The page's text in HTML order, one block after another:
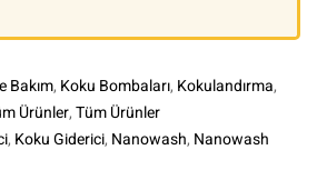
Bakım, Koku Bombaları, Kokulandırma,
Ürünler,Tüm Ürünler
, Koku Giderici, Nanowash, Nanowash